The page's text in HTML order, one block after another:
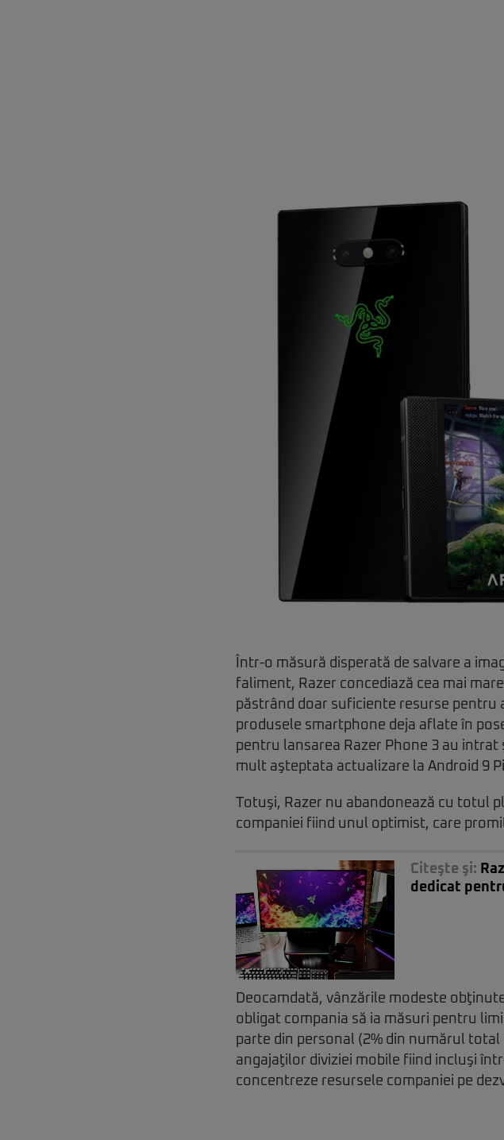
Într-o măsură disperată de salvare a
faliment, Razer concediază cea mai
păstrând doar suficiente resurse
produsele smartphone deja aflate în
pentru lansarea Razer Phone 3 au intrat
mult aşteptata actualizare la Android 9
Totuşi, Razer nu abandonează cu totul
companiei fiind unul optimist, care
Citeşte şi:
dedicat
Deocamdată, vânzările modeste
obligat compania să ia măsuri pentru
parte din personal (2% din numărul
angajaţilor diviziei mobile fiind incluşi
concentreze resursele companiei pe